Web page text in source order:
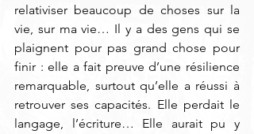
relativiser beaucoup de choses sur la
vie, sur ma vie… Il y a des gens qui se
plaignent pour pas grand chose pour
finir : elle a fait preuve d’une résilience
remarquable, surtout qu’elle a réussi à
retrouver ses capacités. Elle perdait le
langage, l’écriture… Elle aurait pu y